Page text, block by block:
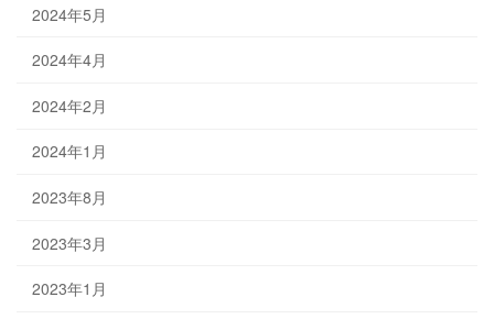
2024年5月
2024年4月
2024年2月
2024年1月
2023年8月
2023年3月
2023年1月